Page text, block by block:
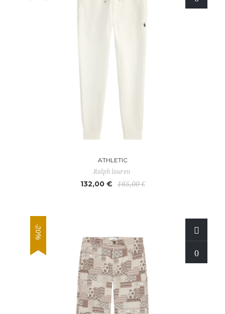
ATHLETIC
Ralph lauren
132,00 € 165,00 €
-20%